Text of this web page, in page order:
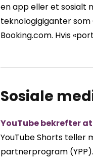
en app eller et sosialt
teknologigiganter som
Booking.com. Hvis
Sosiale
YouTube bekrefter
YouTube Shorts teller
partnerprogram